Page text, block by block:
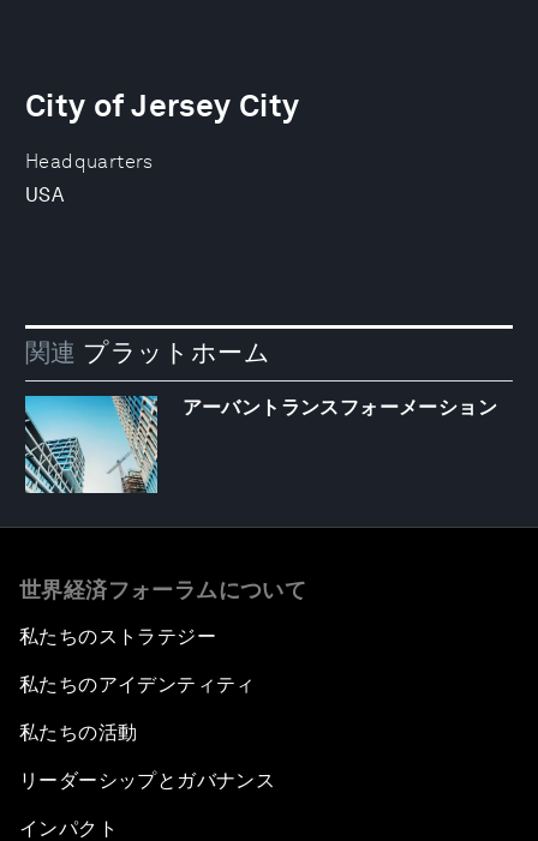
Headquarters
USA
City of Jersey City
関連 プラットホーム
アーバントランスフォーメーション
世界経済フォーラムについて
私たちのストラテジー
私たちのアイデンティティ
私たちの活動
リーダーシップとガバナンス
インパクト